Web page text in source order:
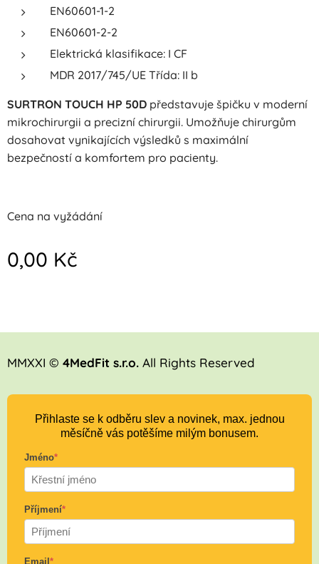
EN60601-1-2
EN60601-2-2
Elektrická klasifikace: I CF
MDR 2017/745/UE Třída: II b
SURTRON TOUCH HP 50D představuje špičku v moderní
mikrochirurgii a precizní chirurgii. Umožňuje chirurgům
dosahovat vynikajících výsledků s maximální
bezpečností a komfortem pro pacienty.
Cena na vyžádání
0,00 Kč
MMXXI © 4MedFit s.r.o. All Rights Reserved
Přihlaste se k odběru slev a novinek, max. jednou
měsíčně vás potěšíme milým bonusem.
Jméno*
Příjmení*
Email *